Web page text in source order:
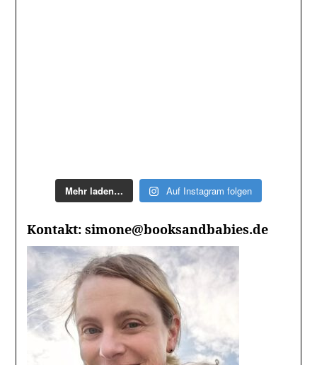
Mehr laden… Auf Instagram folgen
Kontakt: simone@booksandbabies.de